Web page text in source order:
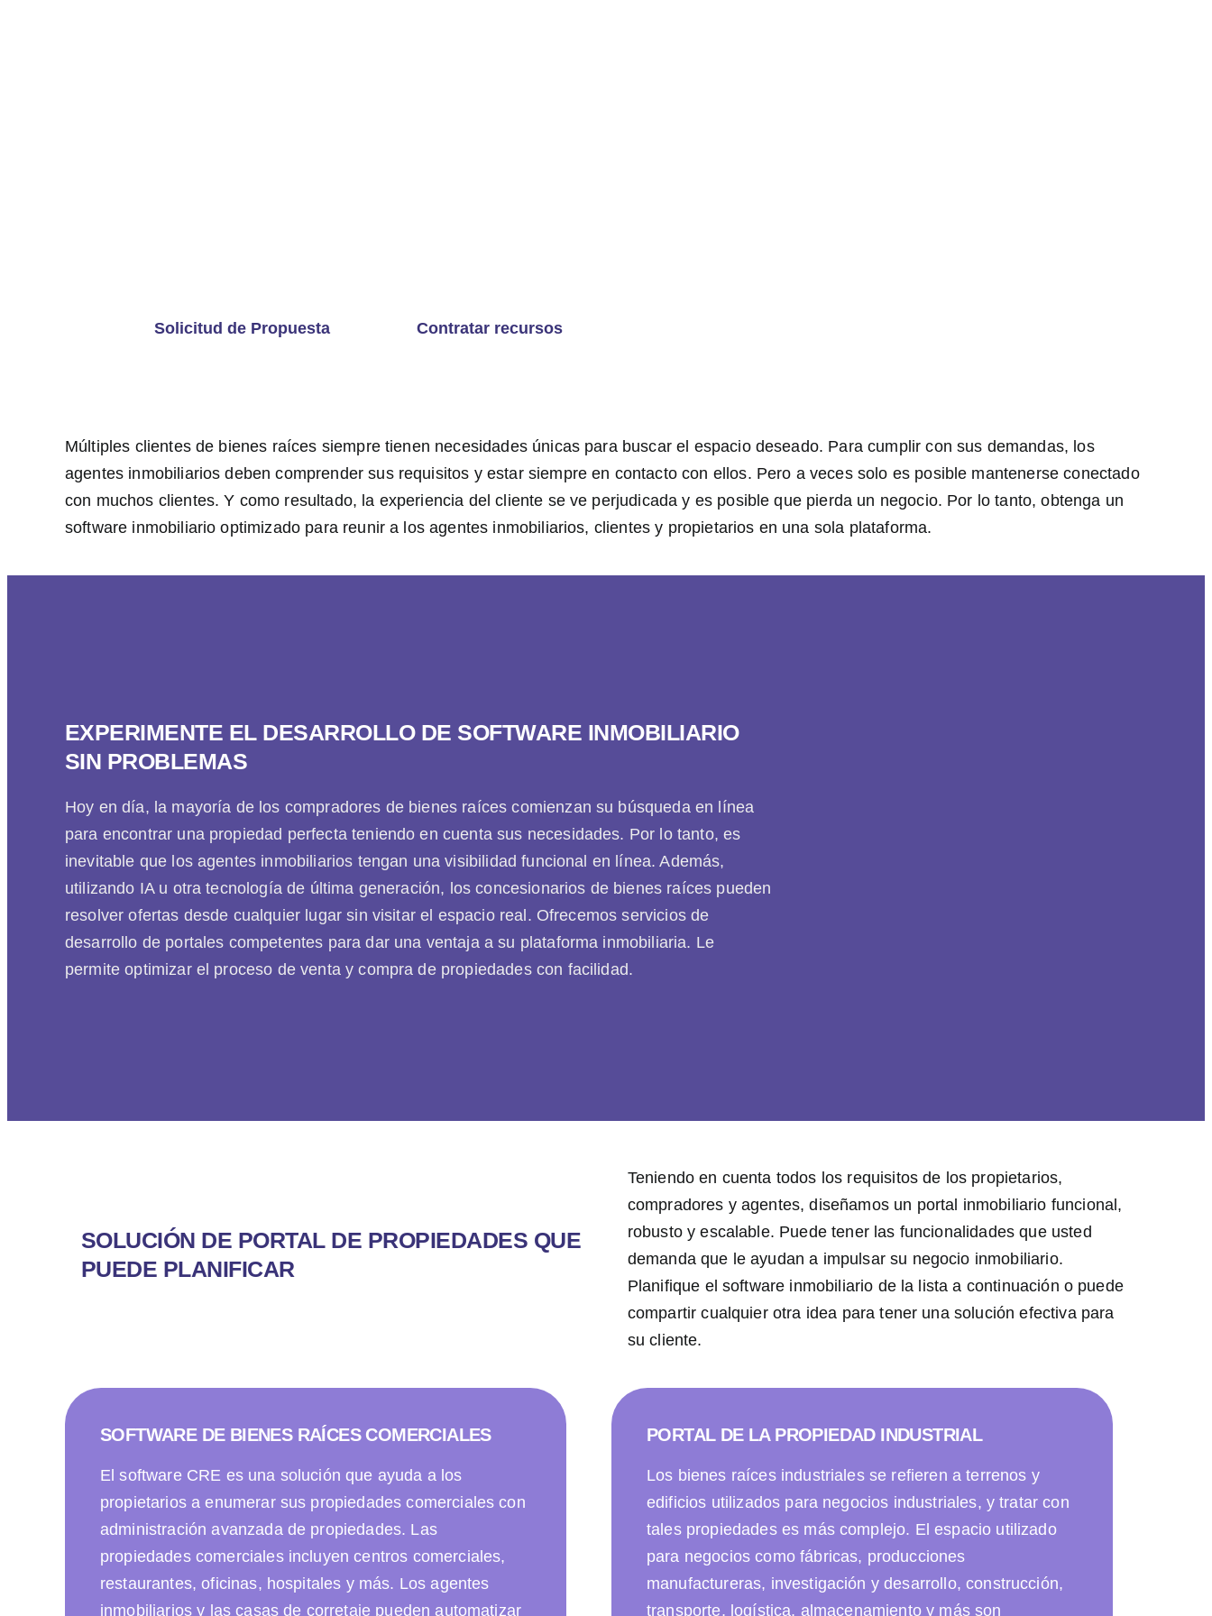
Solicitud de Propuesta Contratar recursos
Múltiples clientes de bienes raíces siempre tienen necesidades únicas para buscar el espacio deseado. Para cumplir con sus demandas, los
agentes inmobiliarios deben comprender sus requisitos y estar siempre en contacto con ellos. Pero a veces solo es posible mantenerse conectado
con muchos clientes. Y como resultado, la experiencia del cliente se ve perjudicada y es posible que pierda un negocio. Por lo tanto, obtenga un
software inmobiliario optimizado para reunir a los agentes inmobiliarios, clientes y propietarios en una sola plataforma.
EXPERIMENTE EL DESARROLLO DE SOFTWARE INMOBILIARIO
SIN PROBLEMAS
Hoy en día, la mayoría de los compradores de bienes raíces comienzan su búsqueda en línea
para encontrar una propiedad perfecta teniendo en cuenta sus necesidades. Por lo tanto, es
inevitable que los agentes inmobiliarios tengan una visibilidad funcional en línea. Además,
utilizando IA u otra tecnología de última generación, los concesionarios de bienes raíces pueden
resolver ofertas desde cualquier lugar sin visitar el espacio real. Ofrecemos servicios de
desarrollo de portales competentes para dar una ventaja a su plataforma inmobiliaria. Le
permite optimizar el proceso de venta y compra de propiedades con facilidad.
SOLUCIÓN DE PORTAL DE PROPIEDADES QUE
PUEDE PLANIFICAR
Teniendo en cuenta todos los requisitos de los propietarios,
compradores y agentes, diseñamos un portal inmobiliario funcional,
robusto y escalable. Puede tener las funcionalidades que usted
demanda que le ayudan a impulsar su negocio inmobiliario.
Planifique el software inmobiliario de la lista a continuación o puede
compartir cualquier otra idea para tener una solución efectiva para
su cliente.
SOFTWARE DE BIENES RAÍCES COMERCIALES
El software CRE es una solución que ayuda a los
propietarios a enumerar sus propiedades comerciales con
administración avanzada de propiedades. Las
propiedades comerciales incluyen centros comerciales,
restaurantes, oficinas, hospitales y más. Los agentes
inmobiliarios y las casas de corretaje pueden automatizar
PORTAL DE LA PROPIEDAD INDUSTRIAL
Los bienes raíces industriales se refieren a terrenos y
edificios utilizados para negocios industriales, y tratar con
tales propiedades es más complejo. El espacio utilizado
para negocios como fábricas, producciones
manufactureras, investigación y desarrollo, construcción,
transporte, logística, almacenamiento y más son